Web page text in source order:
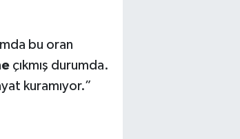
bu oran
çıkmış durumda.
kuramıyor.”